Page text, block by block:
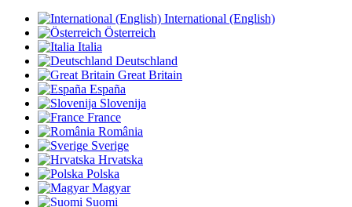
International (English)
Österreich
Italia
Deutschland
Great Britain
España
Slovenija
France
România
Sverige
Hrvatska
Polska
Magyar
Suomi